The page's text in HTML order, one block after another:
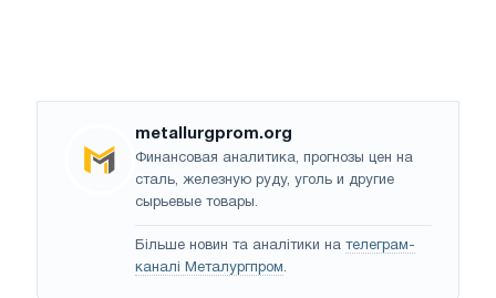
metallurgprom.org
Финансовая аналитика, прогнозы цен на
сталь, железную руду, уголь и другие
сырьевые товары.
Більше новин та аналітики на телеграм-
каналі Металургпром.